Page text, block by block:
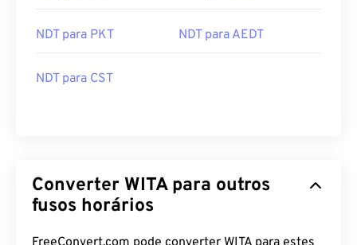
NDT para PKT NDT para AEDT
NDT para CST
Converter WITA para outros
fusos horários